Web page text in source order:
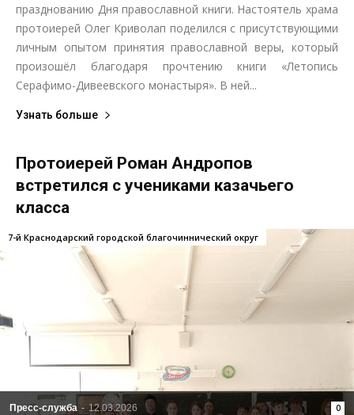
празднованию Дня православной книги. Настоятель храма
протоиерей Олег Криволап поделился с присутствующими
личным опытом принятия православной веры, который
произошёл благодаря прочтению книги «Летопись
Серафимо-Дивеевского монастыря». В ней...
Узнать больше
Протоиерей Роман Андропов
встретился с учениками казачьего
класса
Пресс-служба - 12.03.2026 0
7-й Краснодарский городской благочиннический округ